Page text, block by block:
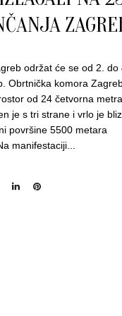
održat će se od 2. do
Obrtnička komora
od 24 četvorna metra.
je s tri strane i vrlo je
površine 5500 metara
manifestaciji...